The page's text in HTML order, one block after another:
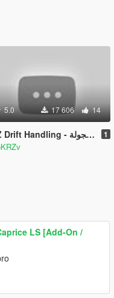
5.0 17 606 14
KRZ Drift Handling - وزنية كرز للهجولة 1
LS [Add-On /